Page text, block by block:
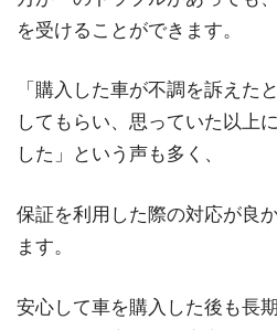
を受けることができます。
「購入した車が不調を訴えた
してもらい、思っていた以上
した」という声も多く、
保証を利用した際の対応が良
ます。
安心して車を購入した後も長